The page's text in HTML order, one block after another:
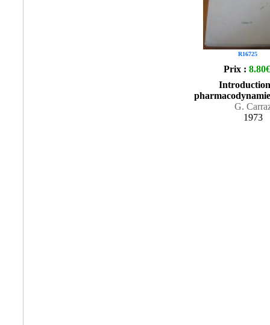
R16725
Prix : 8.80€
G.
1973